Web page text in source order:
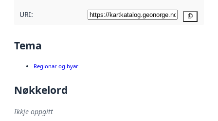
URI:
Tema
Regionar og byar
Nøkkelord
Ikkje oppgitt